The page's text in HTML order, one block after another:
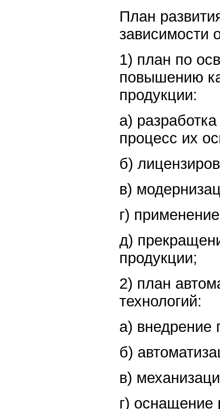
План
зависимости
1) план по
повышению
продукции:
а)
процесс их
б)
в)
г)
д)
продукции;
2) план
технологий:
а) внедрение
б)
в)
г) оснащение